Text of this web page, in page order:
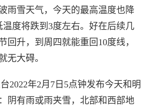
雨雪天气，今天的最高温度也降
温度将跌到3度左右。好在后续几
回升，到周四就能重回10度线，
无大碍。
年2月7日5点钟发布今天和明
阴有雨或雨夹雪，北部和西部地